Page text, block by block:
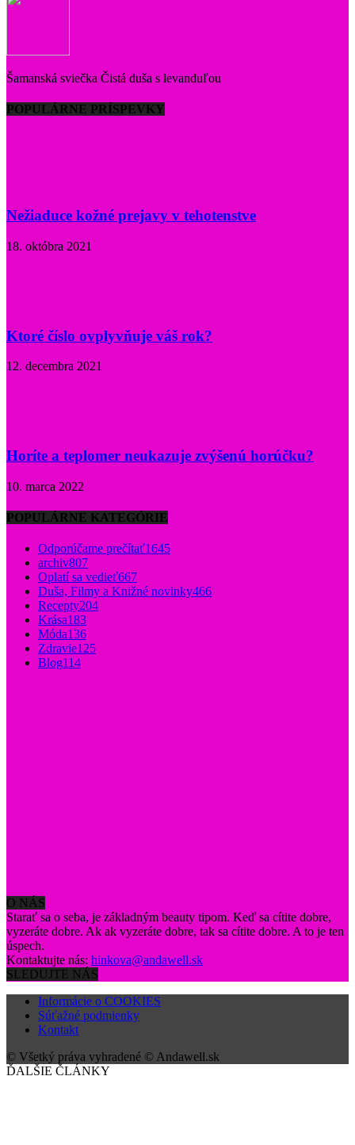
Šamanská sviečka Čistá duša s levanduľou
POPULÁRNE PRÍSPEVKY
Nežiaduce kožné prejavy v tehotenstve
18. októbra 2021
Ktoré číslo ovplyvňuje váš rok?
12. decembra 2021
Horíte a teplomer neukazuje zvýšenú horúčku?
10. marca 2022
POPULÁRNE KATEGÓRIE
Odporúčame prečítať1645
archiv807
Oplatí sa vedieť667
Duša, Filmy a Knižné novinky466
Recepty204
Krása183
Móda136
Zdravie125
Blog114
O NÁS
Starať sa o seba, je základným beauty tipom. Keď sa cítite dobre,
vyzeráte dobre. Ak ak vyzeráte dobre, tak sa cítite dobre. A to je ten
úspech.
Kontaktujte nás: hinkova@andawell.sk
SLEDUJTE NÁS
Informácie o COOKIES
Súťažné podmienky
Kontakt
© Všetký práva vyhradené © Andawell.sk
ĎALŠIE ČLÁNKY